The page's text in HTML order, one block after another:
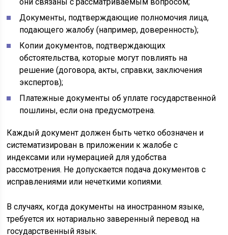
они связаны с рассматриваемым вопросом;
Документы, подтверждающие полномочия лица,
подающего жалобу (например, доверенность);
Копии документов, подтверждающих
обстоятельства, которые могут повлиять на
решение (договора, акты, справки, заключения
экспертов);
Платежные документы об уплате государственной
пошлины, если она предусмотрена.
Каждый документ должен быть четко обозначен и
систематизирован в приложении к жалобе с
индексами или нумерацией для удобства
рассмотрения. Не допускается подача документов с
исправлениями или нечеткими копиями.
В случаях, когда документы на иностранном языке,
требуется их нотариально заверенный перевод на
государственный язык.